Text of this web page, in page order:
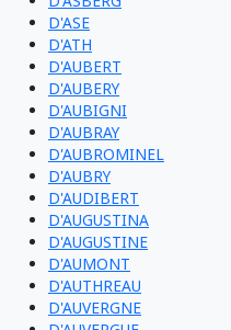
D'ASE
D'ATH
D'AUBERT
D'AUBERY
D'AUBIGNI
D'AUBRAY
D'AUBROMINEL
D'AUBRY
D'AUDIBERT
D'AUGUSTINA
D'AUGUSTINE
D'AUMONT
D'AUTHREAU
D'AUVERGNE